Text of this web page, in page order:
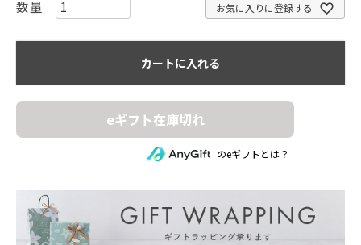
お気に入りに登録する
カートに入れる
eギフト在庫切れ
のeギフトとは？